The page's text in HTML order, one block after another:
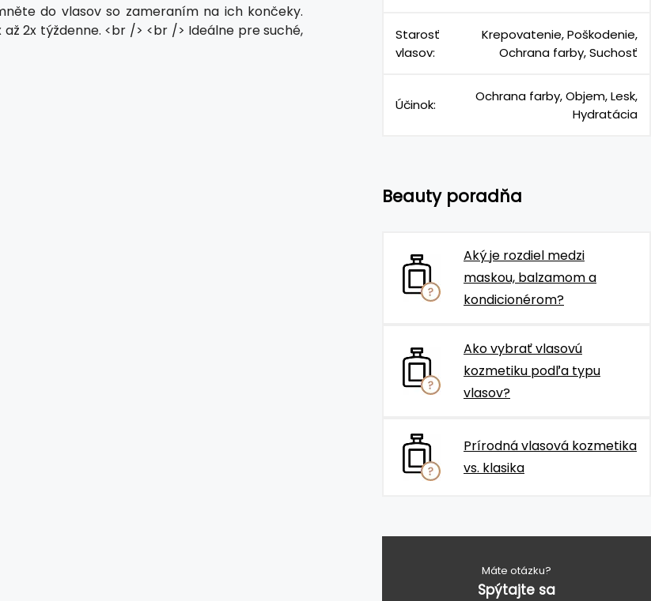
do vlasov so zameraním na ich končeky.
2x týždenne. <br /> <br /> Ideálne pre suché,
Starosť
vlasov:
Krepovatenie, Poškodenie,
Ochrana farby, Suchosť
Účinok:
Ochrana farby, Objem, Lesk,
Hydratácia
Beauty poradňa
Aký je rozdiel medzi
maskou, balzamom a
kondicionérom?
Ako vybrať vlasovú
kozmetiku podľa typu
vlasov?
Prírodná vlasová kozmetika
vs. klasika
Máte otázku?
Spýtajte sa